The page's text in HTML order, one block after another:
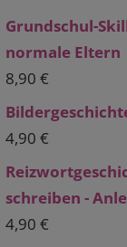
Grundschul-
normale Eltern
8,90€
4,90€
schreiben -
4,90€